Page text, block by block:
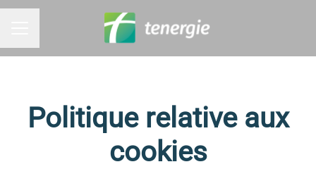
Politique relative aux
cookies